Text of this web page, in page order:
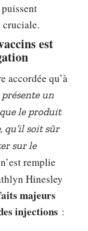
cruciale.
est
accordée qu’à
présente un
le produit
qu’il soit sûr
sur le
remplie
Hinesley
majeurs
injections :